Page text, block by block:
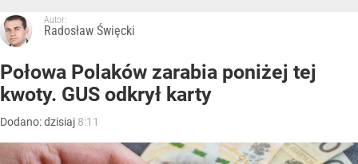
Autor:
Radosław Święcki
Połowa Polaków zarabia poniżej tej
kwoty. GUS odkrył karty
Dodano:dzisiaj 8:11